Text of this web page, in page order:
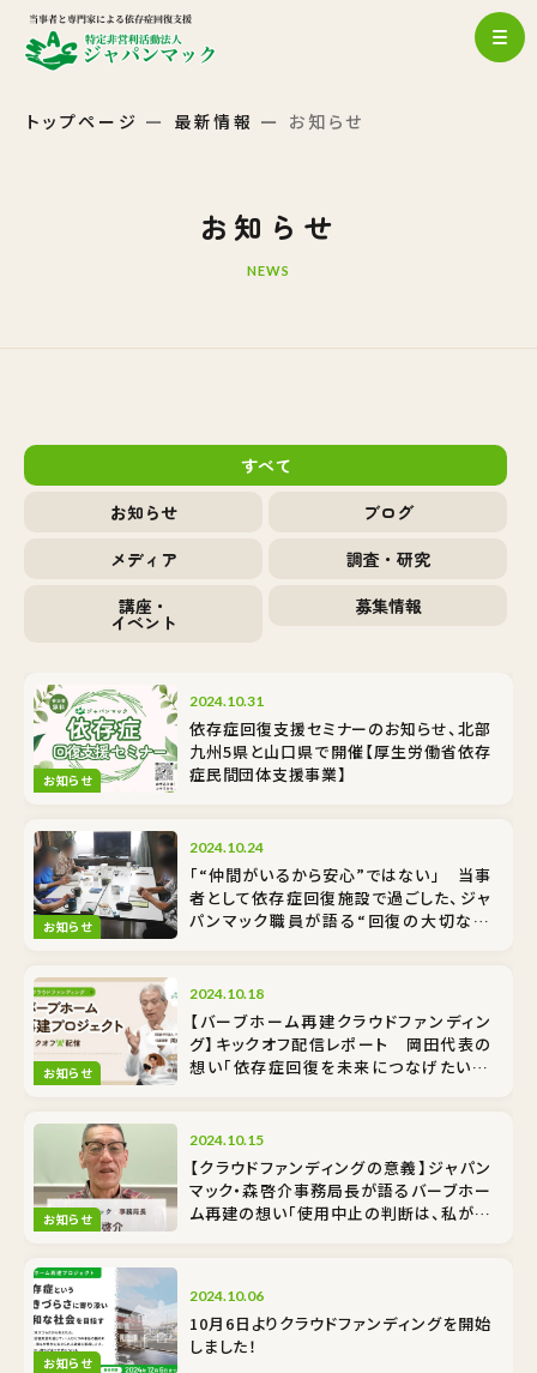
トップページ 最新情報 お知らせ
お知らせ
NEWS
すべて
お知らせ
ブログ
メディア
調査・研究
講座・
イベント
募集情報
お知らせ
2024.10.31
依存症回復支援セミナーのお知らせ、北部
九州5県と山口県で開催【厚生労働省依存
症民間団体支援事業】
お知らせ
2024.10.24
「“仲間がいるから安心”ではない」 当事
者として依存症回復施設で過ごした、ジャ
パンマック職員が語る“回復の大切な基
お知らせ
2024.10.18
【バーブホーム再建クラウドファンディン
グ】キックオフ配信レポート 岡田代表の
想い「依存症回復を未来につなげたい！」
お知らせ
2024.10.15
【クラウドファンディングの意義】ジャパン
マック・森啓介事務局長が語るバーブホー
ム再建の想い「使用中止の判断は、私が施
お知らせ
2024.10.06
10月6日よりクラウドファンディングを開始
しました！